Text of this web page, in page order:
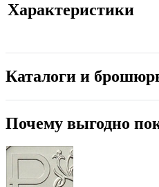
Характеристики
Каталоги и
Почему выгодно